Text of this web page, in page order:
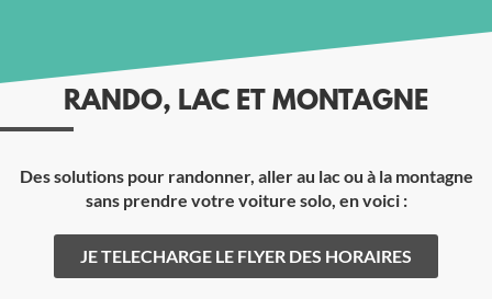
RANDO, LAC ET MONTAGNE
Des solutions pour randonner, aller au lac ou à la montagne
sans prendre votre voiture solo, en voici :
JE TELECHARGE LE FLYER DES HORAIRES